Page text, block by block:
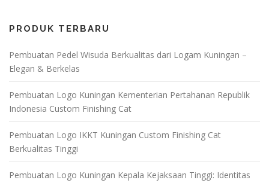
PRODUK TERBARU
Pembuatan Pedel Wisuda Berkualitas dari Logam Kuningan –
Elegan & Berkelas
Pembuatan Logo Kuningan Kementerian Pertahanan Republik
Indonesia Custom Finishing Cat
Pembuatan Logo IKKT Kuningan Custom Finishing Cat
Berkualitas Tinggi
Pembuatan Logo Kuningan Kepala Kejaksaan Tinggi: Identitas